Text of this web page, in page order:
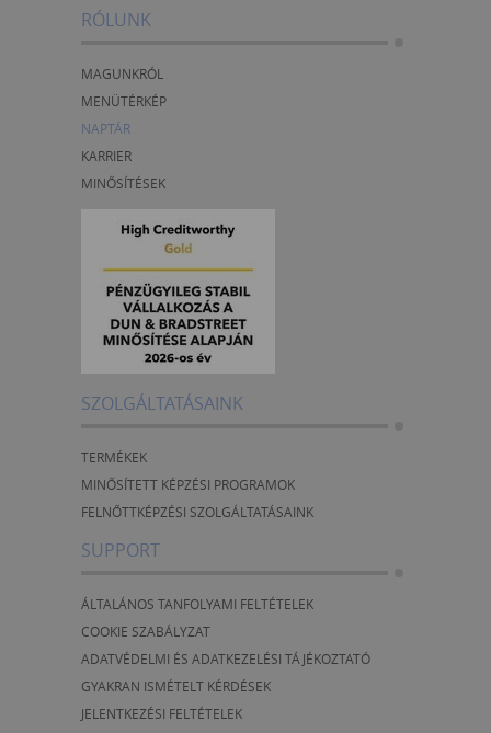
RÓLUNK
MAGUNKRÓL
MENÜTÉRKÉP
NAPTÁR
KARRIER
MINŐSÍTÉSEK
SZOLGÁLTATÁSAINK
TERMÉKEK
MINŐSÍTETT KÉPZÉSI PROGRAMOK
FELNŐTTKÉPZÉSI SZOLGÁLTATÁSAINK
SUPPORT
ÁLTALÁNOS TANFOLYAMI FELTÉTELEK
COOKIE SZABÁLYZAT
ADATVÉDELMI ÉS ADATKEZELÉSI TÁJÉKOZTATÓ
GYAKRAN ISMÉTELT KÉRDÉSEK
JELENTKEZÉSI FELTÉTELEK